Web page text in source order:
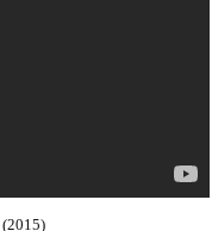
(2015)